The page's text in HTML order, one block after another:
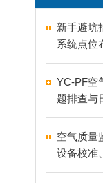
新手避坑
系统点位
接完整操
YC-PF空
题排查与
空气质量
设备校准
护